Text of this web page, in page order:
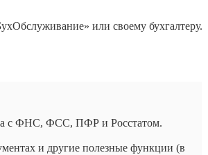
или своему бухгалтеру.
с ФНС, ФСС, ПФР и Росстатом.
и другие полезные функции (в